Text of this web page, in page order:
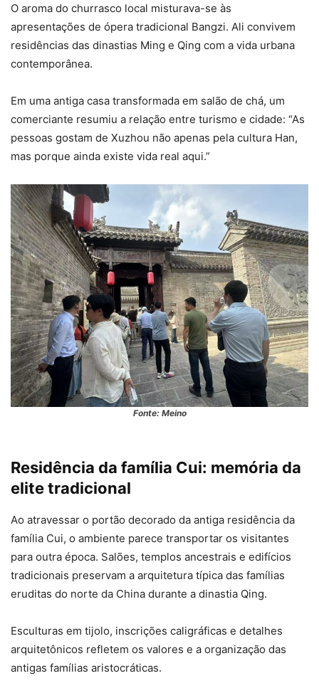
O aroma do churrasco local misturava-se às
apresentações de ópera tradicional Bangzi. Ali convivem
residências das dinastias Ming e Qing com a vida urbana
contemporânea.
Em uma antiga casa transformada em salão de chá, um
comerciante resumiu a relação entre turismo e cidade: “As
pessoas gostam de Xuzhou não apenas pela cultura Han,
mas porque ainda existe vida real aqui.”
Fonte: Meino
Residência da família Cui: memória da
elite tradicional
Ao atravessar o portão decorado da antiga residência da
família Cui, o ambiente parece transportar os visitantes
para outra época. Salões, templos ancestrais e edifícios
tradicionais preservam a arquitetura típica das famílias
eruditas do norte da China durante a dinastia Qing.
Esculturas em tijolo, inscrições caligráficas e detalhes
arquitetônicos refletem os valores e a organização das
antigas famílias aristocráticas.